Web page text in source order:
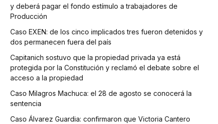
y deberá pagar el fondo estímulo a trabajadores de
Producción
Caso EXEN: de los cinco implicados tres fueron detenidos y
dos permanecen fuera del país
Capitanich sostuvo que la propiedad privada ya está
protegida por la Constitución y reclamó el debate sobre el
acceso a la propiedad
Caso Milagros Machuca: el 28 de agosto se conocerá la
sentencia
Caso Álvarez Guardia: confirmaron que Victoria Cantero